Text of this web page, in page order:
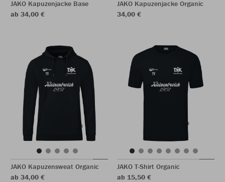
JAKO Kapuzenjacke Base
ab 34,00 €
JAKO Kapuzenjacke Organic
34,00 €
JAKO Kapuzensweat Organic
ab 34,00 €
JAKO T-Shirt Organic
ab 15,50 €